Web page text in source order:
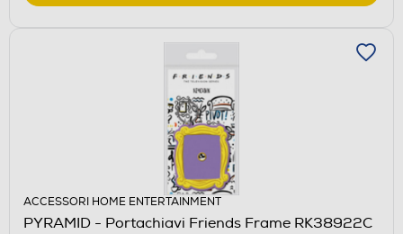
ACCESSORI HOME ENTERTAINMENT
PYRAMID - Portachiavi Friends Frame RK38922C